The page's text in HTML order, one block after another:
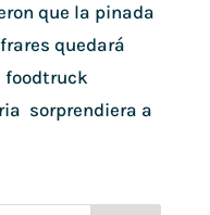
que la pinada
quedará
foodtruck
sorprendiera a